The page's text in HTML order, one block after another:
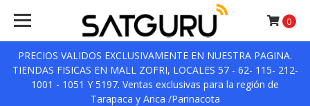
PRECIOS VALIDOS EXCLUSIVAMENTE EN NUESTRA PAGINA.
TIENDAS FISICAS EN MALL ZOFRI, LOCALES 57 - 62- 115- 212-
1001 - 1051 Y 5197. Ventas exclusivas para la región de
Tarapaca y Arica /Parinacota
0